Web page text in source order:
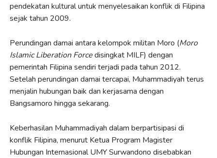
pendekatan kultural untuk menyelesaikan konflik di Filipina
sejak tahun 2009.
Perundingan damai antara kelompok militan Moro (Moro
Islamic Liberation Forcedisingkat MILF) dengan
pemerintah Filipina sendiri terjadi pada tahun 2012.
Setelah perundingan damai tercapai, Muhammadiyah terus
menjalin hubungan baik dan kerjasama dengan
Bangsamoro hingga sekarang.
Keberhasilan Muhammadiyah dalam berpartisipasi di
konflik Filipina, menurut Ketua Program Magister
Hubungan Internasional UMY Surwandono disebabkan